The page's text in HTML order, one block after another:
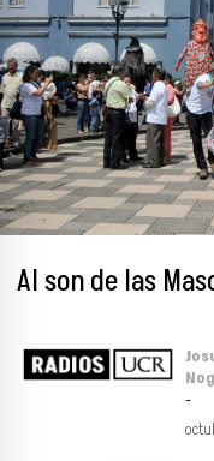
Al son de las
-